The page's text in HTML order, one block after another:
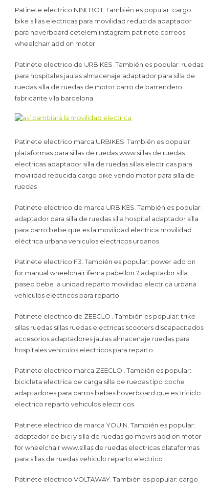
Patinete electrico NINEBOT. También es popular: cargo
bike sillas electricas para movilidad reducida adaptador
para hoverboard cetelem instagram patinete correos
wheelchair add on motor
Patinete electrico de URBIKES. También es popular: ruedas
para hospitales jaulas almacenaje adaptador para silla de
ruedas silla de ruedas de motor carro de barrendero
fabricante vila barcelona
Patinete electrico marca URBIKES. También es popular:
plataformas para sillas de ruedas www.sillas de ruedas
electricas adaptador silla de ruedas sillas electricas para
movilidad reducida cargo bike vendo motor para silla de
ruedas
Patinete electrico de marca URBIKES. También es popular:
adaptador para silla de ruedas silla hospital adaptador silla
para carro bebe que es la movilidad electrica movilidad
eléctrica urbana vehiculos electricos urbanos
Patinete electrico F3. También es popular: power add on
for manual wheelchair ifema pabellon 7 adaptador silla
paseo bebe la unidad reparto movilidad electrica urbana
vehículos eléctricos para reparto
Patinete electrico de ZEECLO . También es popular: trike
sillas ruedas sillas ruedas electricas scooters discapacitados
accesorios adaptadores jaulas almacenaje ruedas para
hospitales vehiculos electricos para reparto
Patinete electrico marca ZEECLO . También es popular:
bicicleta electrica de carga silla de ruedas tipo coche
adaptadores para carros bebes hoverboard que es triciclo
electrico reparto vehiculos electricos
Patinete electrico de marca YOUIN. También es popular:
adaptador de bici y silla de ruedas go movirs add on motor
for wheelchair www.sillas de ruedas electricas plataformas
para sillas de ruedas vehiculo reparto electrico
Patinete electrico VOLTAWAY. También es popular: cargo